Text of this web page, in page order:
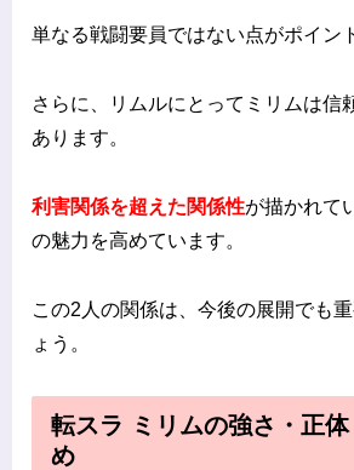
単なる戦闘要員ではない点がポイン
さらに、リムルにとってミリムは信
あります。
利害関係を超えた関係性が描かれて
の魅力を高めています。
この2人の関係は、今後の展開でも
ょう。
転スラ ミリムの強さ・正体
め